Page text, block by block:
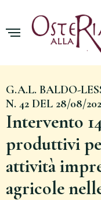
G.A.L. BALDO-
N. 42 DEL 28/08/
Intervento
produttivi
attività
agricole